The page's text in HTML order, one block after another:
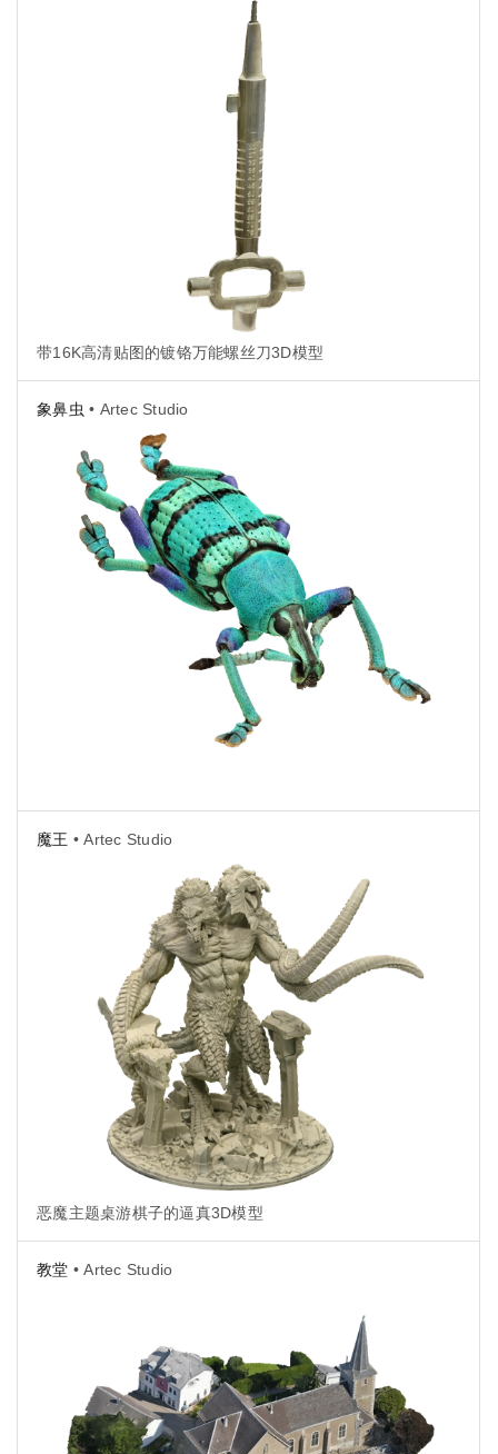
带16K高清贴图的镀铬万能螺丝刀3D模型
象鼻虫 • Artec Studio
魔王 • Artec Studio
恶魔主题桌游棋子的逼真3D模型
教堂 • Artec Studio